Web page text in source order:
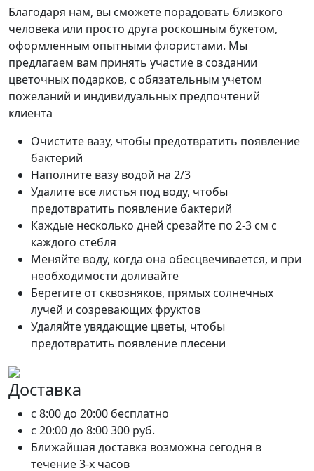
Благодаря нам, вы сможете порадовать близкого
человека или просто друга роскошным букетом,
оформленным опытными флористами. Мы
предлагаем вам принять участие в создании
цветочных подарков, с обязательным учетом
пожеланий и индивидуальных предпочтений
клиента
Очистите вазу, чтобы предотвратить появление
бактерий
Наполните вазу водой на 2/3
Удалите все листья под воду, чтобы
предотвратить появление бактерий
Каждые несколько дней срезайте по 2-3 см с
каждого стебля
Меняйте воду, когда она обесцвечивается, и при
необходимости доливайте
Берегите от сквозняков, прямых солнечных
лучей и созревающих фруктов
Удаляйте увядающие цветы, чтобы
предотвратить появление плесени
Доставка
c 8:00 до 20:00 бесплатно
c 20:00 до 8:00300 руб.
Ближайшая доставка возможна сегодня в
течение 3-х часов